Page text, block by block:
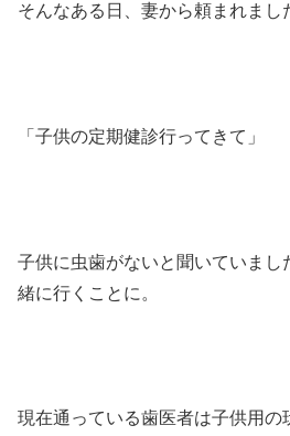
そんなある日、妻から頼まれまし
「子供の定期健診行ってきて」
子供に虫歯がないと聞いていまし
緒に行くことに。
現在通っている歯医者は子供用の